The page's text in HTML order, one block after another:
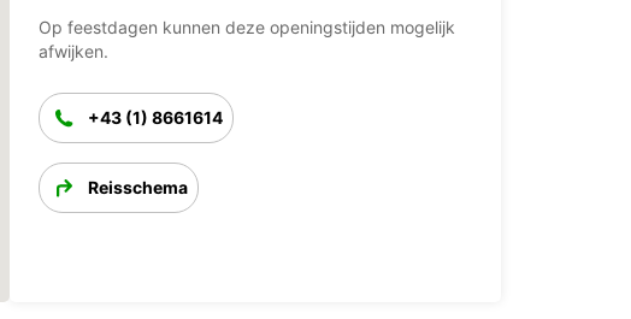
Op feestdagen kunnen deze openingstijden mogelijk
afwijken.
+43 (1) 8661614
Reisschema